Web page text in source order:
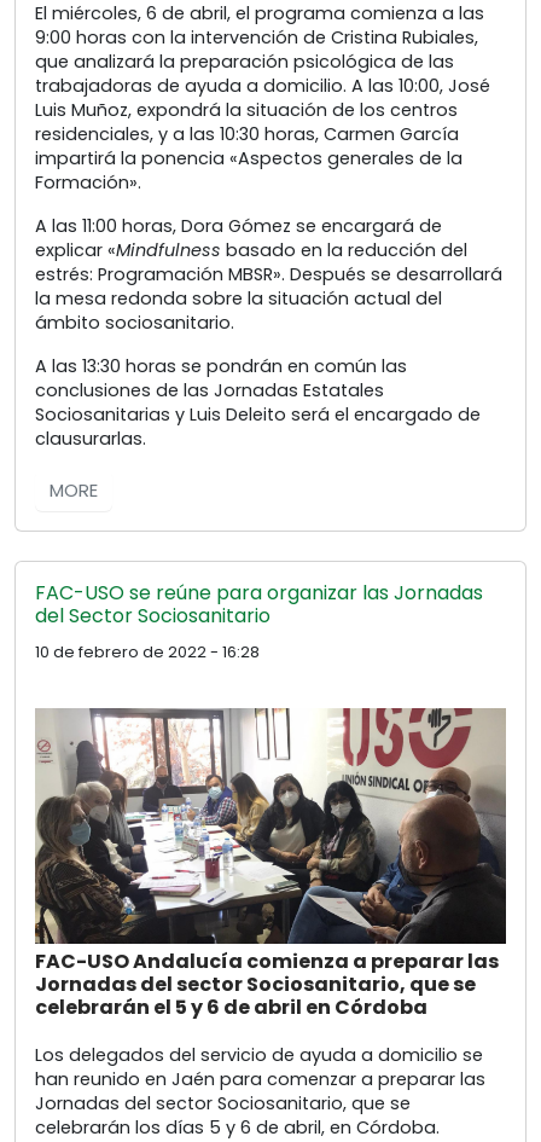
El miércoles, 6 de abril, el programa comienza a las
9:00 horas con la intervención de Cristina Rubiales,
que analizará la preparación psicológica de las
trabajadoras de ayuda a domicilio. A las 10:00, José
Luis Muñoz, expondrá la situación de los centros
residenciales, y a las 10:30 horas, Carmen García
impartirá la ponencia «Aspectos generales de la
Formación».
A las 11:00 horas, Dora Gómez se encargará de
explicar «Mindfulness basado en la reducción del
estrés: Programación MBSR». Después se desarrollará
la mesa redonda sobre la situación actual del
ámbito sociosanitario.
A las 13:30 horas se pondrán en común las
conclusiones de las Jornadas Estatales
Sociosanitarias y Luis Deleito será el encargado de
clausurarlas.
MORE
FAC-USO se reúne para organizar las Jornadas
del Sector Sociosanitario
10 de febrero de 2022 - 16:28
FAC-USO Andalucía comienza a preparar las
Jornadas del sector Sociosanitario, que se
celebrarán el 5 y 6 de abril en Córdoba
Los delegados del servicio de ayuda a domicilio se
han reunido en Jaén para comenzar a preparar las
Jornadas del sector Sociosanitario, que se
celebrarán los días 5 y 6 de abril, en Córdoba.